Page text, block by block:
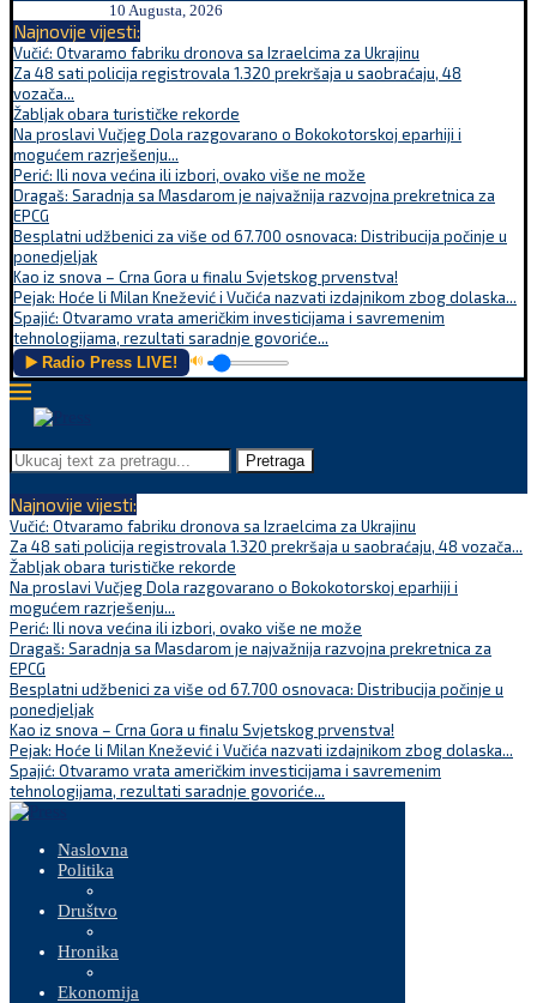
10 Augusta, 2026
Najnovije vijesti:
Vučić: Otvaramo fabriku dronova sa Izraelcima za Ukrajinu
Za 48 sati policija registrovala 1.320 prekršaja u saobraćaju, 48
vozača...
Žabljak obara turističke rekorde
Na proslavi Vučjeg Dola razgovarano o Bokokotorskoj eparhiji i
mogućem razrješenju...
Perić: Ili nova većina ili izbori, ovako više ne može
Dragaš: Saradnja sa Masdarom je najvažnija razvojna prekretnica za
EPCG
Besplatni udžbenici za više od 67.700 osnovaca: Distribucija počinje u
ponedjeljak
Kao iz snova – Crna Gora u finalu Svjetskog prvenstva!
Pejak: Hoće li Milan Knežević i Vučića nazvati izdajnikom zbog dolaska...
Spajić: Otvaramo vrata američkim investicijama i savremenim
tehnologijama, rezultati saradnje govoriće...
▶️ Radio Press LIVE! 🔊
Pretraga
Najnovije vijesti:
Vučić: Otvaramo fabriku dronova sa Izraelcima za Ukrajinu
Za 48 sati policija registrovala 1.320 prekršaja u saobraćaju, 48 vozača...
Žabljak obara turističke rekorde
Na proslavi Vučjeg Dola razgovarano o Bokokotorskoj eparhiji i
mogućem razrješenju...
Perić: Ili nova većina ili izbori, ovako više ne može
Dragaš: Saradnja sa Masdarom je najvažnija razvojna prekretnica za
EPCG
Besplatni udžbenici za više od 67.700 osnovaca: Distribucija počinje u
ponedjeljak
Kao iz snova – Crna Gora u finalu Svjetskog prvenstva!
Pejak: Hoće li Milan Knežević i Vučića nazvati izdajnikom zbog dolaska...
Spajić: Otvaramo vrata američkim investicijama i savremenim
tehnologijama, rezultati saradnje govoriće...
Naslovna
Politika
Društvo
Hronika
Ekonomija